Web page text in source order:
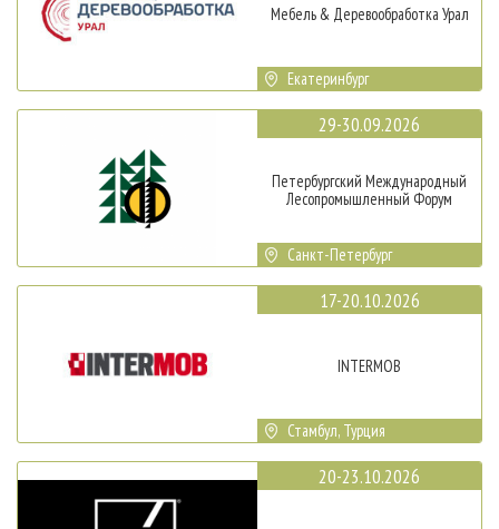
Мебель & Деревообработка Урал
Екатеринбург
29-30.09.2026
Петербургский Международный
Лесопромышленный Форум
Санкт-Петербург
17-20.10.2026
INTERMOB
Стамбул, Турция
20-23.10.2026